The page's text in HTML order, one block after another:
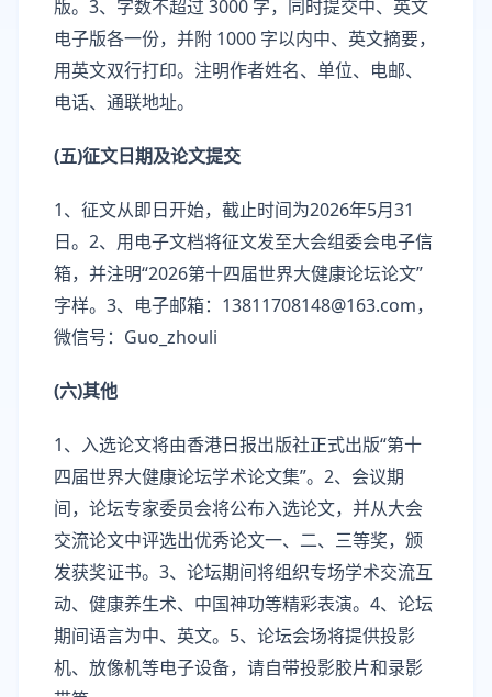
版。3、字数不超过 3000 字，同时提交中、英文
电子版各一份，并附 1000 字以内中、英文摘要，
用英文双行打印。注明作者姓名、单位、电邮、
电话、通联地址。
(五)征文日期及论文提交
1、征文从即日开始，截止时间为2026年5月31
日。2、用电子文档将征文发至大会组委会电子信
箱，并注明“2026第十四届世界大健康论坛论文”
字样。3、电子邮箱：13811708148@163.com，
微信号：Guo_zhouli
(六)其他
1、入选论文将由香港日报出版社正式出版“第十
四届世界大健康论坛学术论文集”。2、会议期
间，论坛专家委员会将公布入选论文，并从大会
交流论文中评选出优秀论文一、二、三等奖，颁
发获奖证书。3、论坛期间将组织专场学术交流互
动、健康养生术、中国神功等精彩表演。4、论坛
期间语言为中、英文。5、论坛会场将提供投影
机、放像机等电子设备，请自带投影胶片和录影